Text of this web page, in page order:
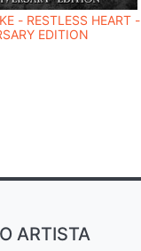
- RESTLESS HEART -
EDITION
ARTISTA